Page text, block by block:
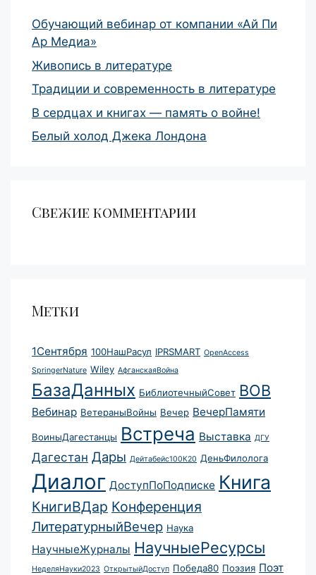
Обучающий вебинар от компании «Ай Пи
Ар Медиа»
Живопись в литературе
Традиции и современность в литературе
В сердцах и книгах — память о войне!
Белый холод Джека Лондона
Свежие комментарии
Метки
1Сентября 100НашРасул IPRSMART OpenAccess
SpringerNature Wiley АфганскаяВойна
БазаДанных БиблиотечныйСовет ВОВ
Вебинар ВетераныВойны Вечер ВечерПамяти
ВоиныДагестанцы Встреча Выставка ДГУ
Дагестан Дары Дейтабейс100К20 ДеньФилолога
Диалог ДоступПоПодписке Книга
КнигиВДар Конференция
ЛитературныйВечер Наука
НаучныеЖурналы НаучныеРесурсы
НеделяНауки2023 ОткрытыйДоступ Победа80 Поэзия Поэт